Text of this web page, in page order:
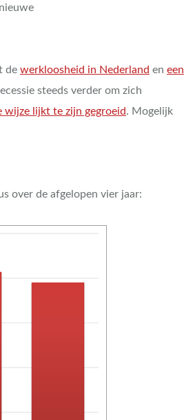
de werkloosheid in Nederland en een
steeds verder om zich
wijze lijkt te zijn gegroeid. Mogelijk
over de afgelopen vier jaar: